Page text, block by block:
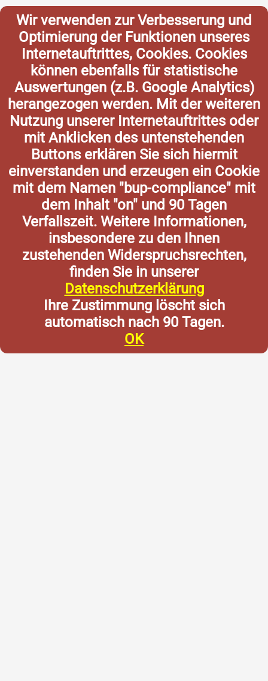
Wir verwenden zur Verbesserung und
Optimierung der Funktionen unseres
Internetauftrittes, Cookies. Cookies
können ebenfalls für statistische
Auswertungen (z.B. Google Analytics)
herangezogen werden. Mit der weiteren
Nutzung unserer Internetauftrittes oder
mit Anklicken des untenstehenden
Buttons erklären Sie sich hiermit
einverstanden und erzeugen ein Cookie
mit dem Namen "bup-compliance" mit
dem Inhalt "on" und 90 Tagen
Verfallszeit. Weitere Informationen,
insbesondere zu den Ihnen
zustehenden Widerspruchsrechten,
finden Sie in unserer
Datenschutzerklärung
Ihre Zustimmung löscht sich
automatisch nach 90 Tagen.
OK